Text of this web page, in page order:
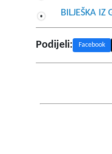
BILJEŠKA IZ
Podijeli: Facebook